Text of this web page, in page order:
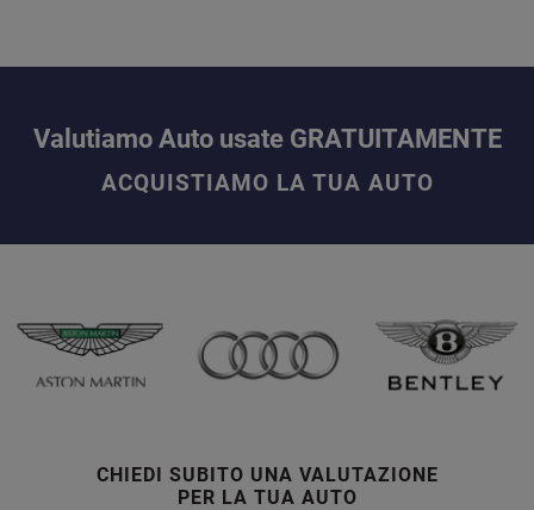
Valutiamo Auto usate GRATUITAMENTE
ACQUISTIAMO LA TUA AUTO
CHIEDI SUBITO UNA VALUTAZIONE
PER LA TUA AUTO